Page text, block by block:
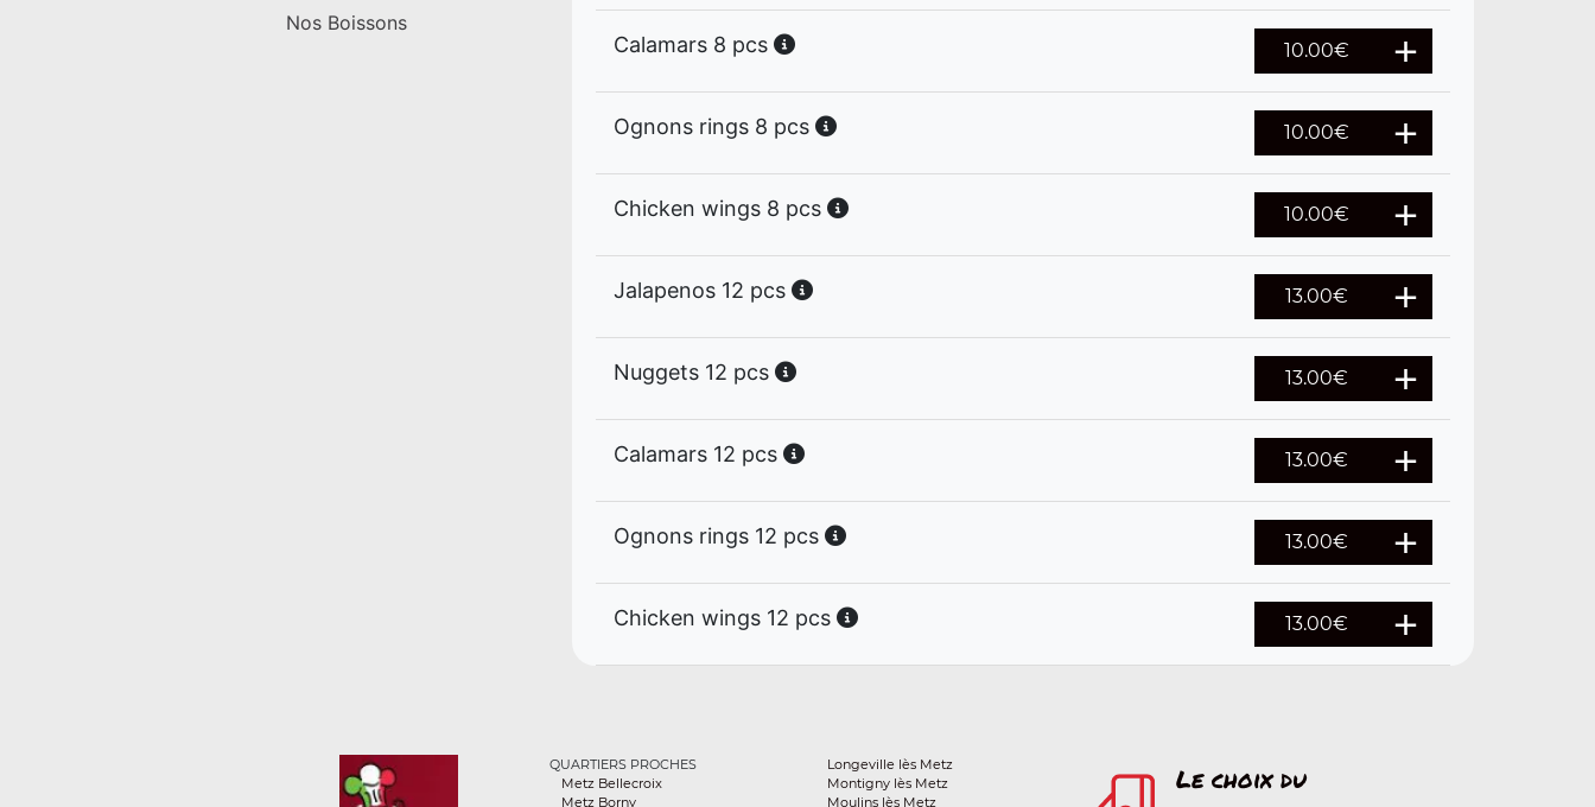
Nos Boissons
Calamars 8 pcs 10.00€
Ognons rings 8 pcs 10.00€
Chicken wings 8 pcs 10.00€
Jalapenos 12 pcs 13.00€
Nuggets 12 pcs 13.00€
Calamars 12 pcs 13.00€
Ognons rings 12 pcs 13.00€
Chicken wings 12 pcs 13.00€
QUARTIERS PROCHES
Metz Bellecroix
Metz Borny
Longeville lès Metz
Montigny lès Metz
Moulins lès Metz
Le choix du